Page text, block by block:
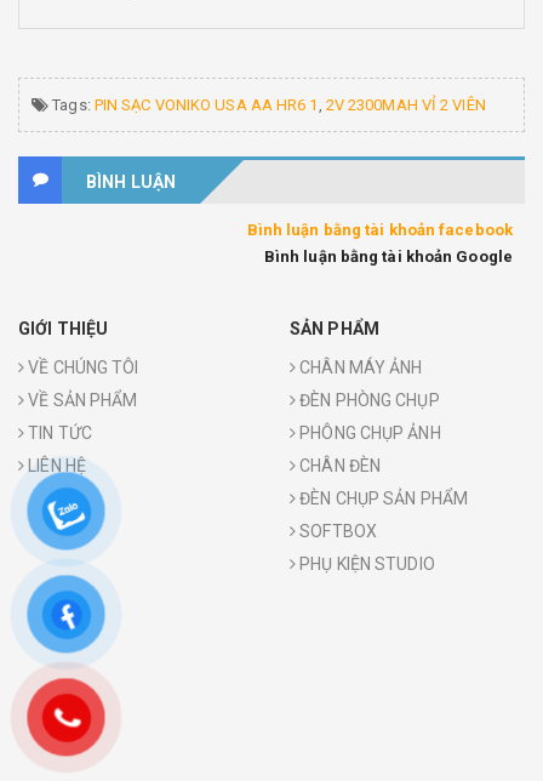
Tags: PIN SẠC VONIKO USA AA HR6 1 , 2V 2300MAH VỈ 2 VIÊN
BÌNH LUẬN
Bình luận bằng tài khoản facebook
Bình luận bằng tài khoản Google
GIỚI THIỆU
VỀ CHÚNG TÔI
VỀ SẢN PHẨM
TIN TỨC
LIÊN HỆ
SẢN PHẨM
CHÂN MÁY ẢNH
ĐÈN PHÒNG CHỤP
PHÔNG CHỤP ẢNH
CHÂN ĐÈN
ĐÈN CHỤP SẢN PHẨM
SOFTBOX
PHỤ KIỆN STUDIO